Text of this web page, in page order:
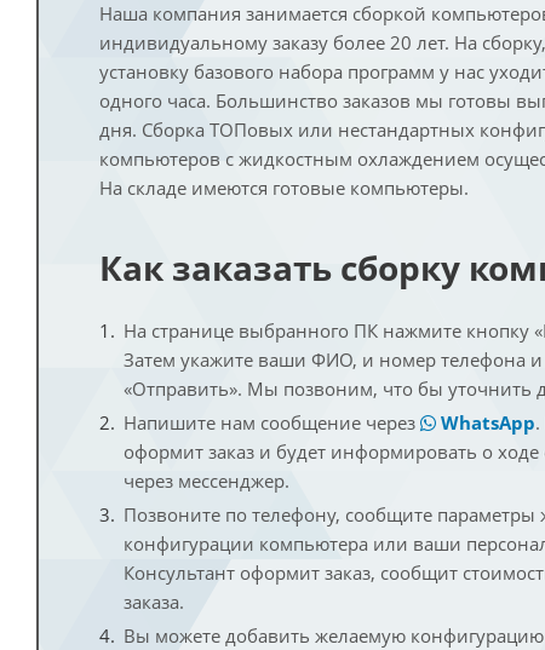
Наша компания занимается сборкой
индивидуальному заказу более 20 лет. На
установку базового набора программ у нас
одного часа. Большинство заказов мы готовы
дня. Сборка ТОПовых или нестандартных
компьютеров с жидкостным охлаждением
На складе имеются готовые компьютеры.
Как заказать сборку
На странице выбранного ПК нажмите кнопку
Затем укажите ваши ФИО, и номер телефона
«Отправить». Мы позвоним, что бы уточнить
Напишите нам сообщение через
WhatsApp
оформит заказ и будет информировать о ходе
через мессенджер.
Позвоните по телефону, сообщите параметры
конфигурации компьютера или ваши
Консультант оформит заказ, сообщит
заказа.
Вы можете добавить желаемую